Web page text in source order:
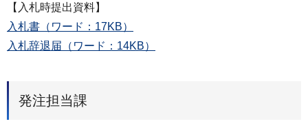
【入札時提出資料】
入札書（ワード：17KB）
入札辞退届（ワード：14KB）
発注担当課